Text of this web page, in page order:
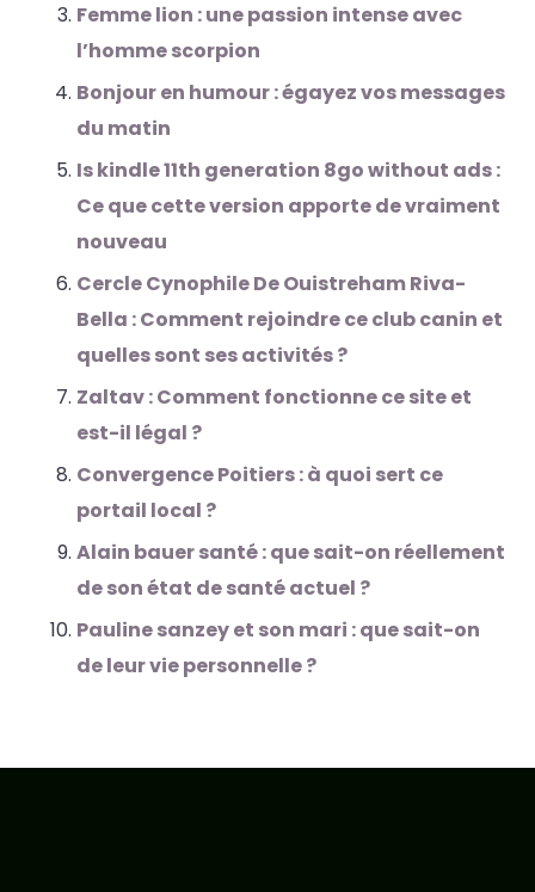
Femme lion : une passion intense avec
l’homme scorpion
Bonjour en humour : égayez vos messages
du matin
Is kindle 11th generation 8go without ads :
Ce que cette version apporte de vraiment
nouveau
Cercle Cynophile De Ouistreham Riva-
Bella : Comment rejoindre ce club canin et
quelles sont ses activités ?
Zaltav : Comment fonctionne ce site et
est-il légal ?
Convergence Poitiers : à quoi sert ce
portail local ?
Alain bauer santé : que sait-on réellement
de son état de santé actuel ?
Pauline sanzey et son mari : que sait-on
de leur vie personnelle ?